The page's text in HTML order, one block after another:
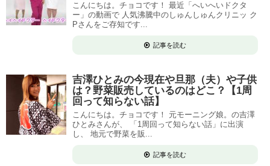
こんにちは。チョコです！ 最近「へいへいドクタ
ー」の動画で 人気沸騰中のしゅんしゅんクリニッ ク
Pさんをご存知です...
記事を読む
吉澤ひとみの今現在や旦那（夫）や子供
は？野菜販売しているのはどこ？【1周
回って知らない話】
こんにちは。チョコです！ 元モーニング娘。の吉澤
ひとみさんが、 「1周回って知らない話」に出演
し、 地元で野菜を販...
記事を読む